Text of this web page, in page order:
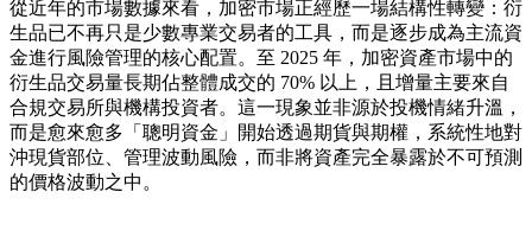
從近年的市場數據來看，加密市場正經歷一場結構性轉變：衍
生品已不再只是少數專業交易者的工具，而是逐步成為主流資
金進行風險管理的核心配置。至 2025 年，加密資產市場中的
衍生品交易量長期佔整體成交的 70% 以上，且增量主要來自
合規交易所與機構投資者。這一現象並非源於投機情緒升溫，
而是愈來愈多「聰明資金」開始透過期貨與期權，系統性地對
沖現貨部位、管理波動風險，而非將資產完全暴露於不可預測
的價格波動之中。